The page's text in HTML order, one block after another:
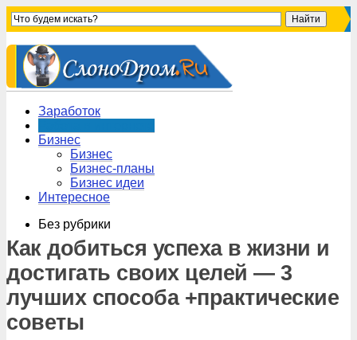
Заработок
Бизнес
Бизнес
Бизнес-планы
Бизнес идеи
Интересное
Без рубрики
Как добиться успеха в жизни и
достигать своих целей — 3
лучших способа +практические
советы